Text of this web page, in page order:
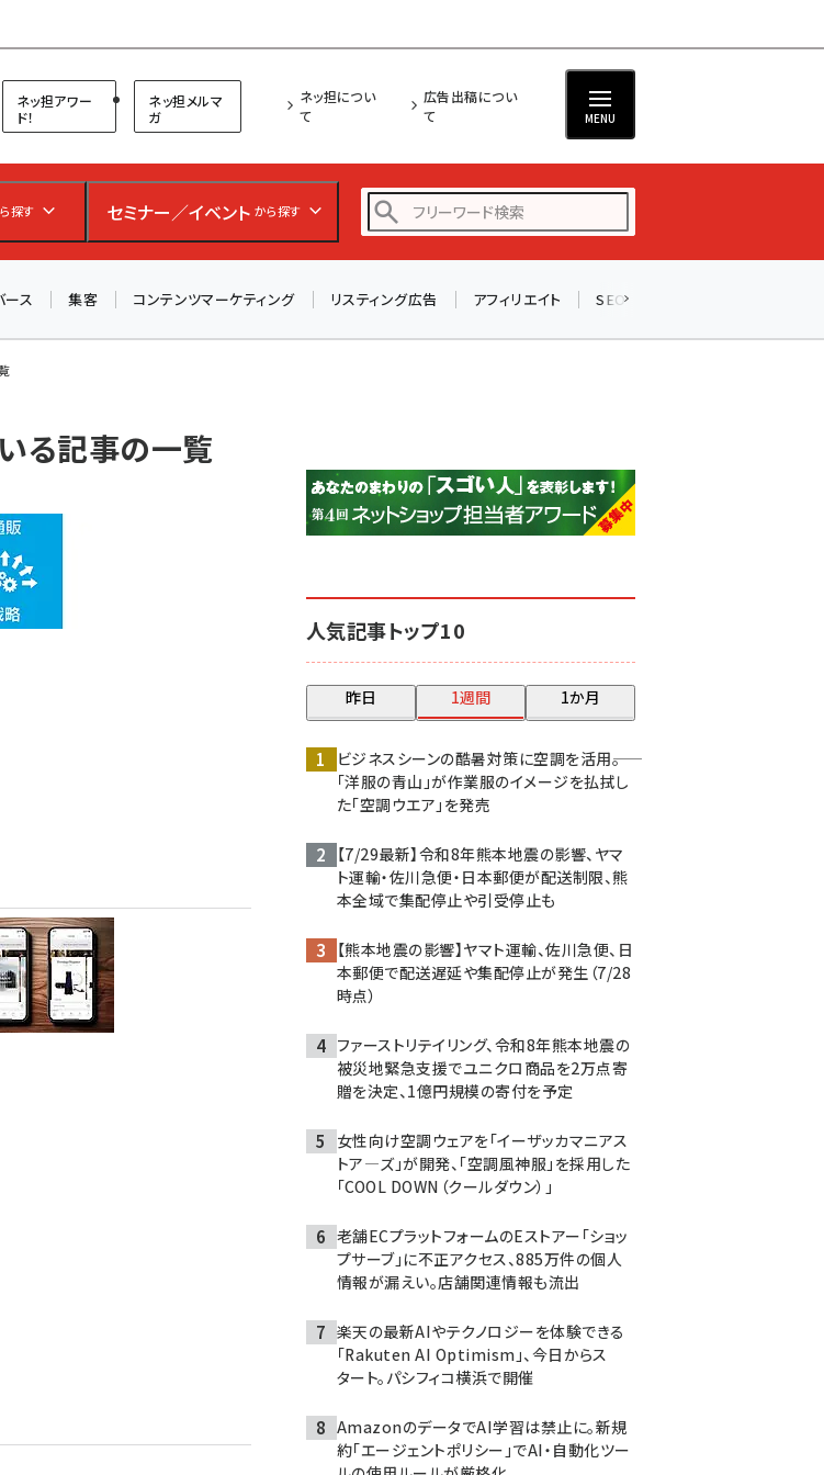
ネッ担アワー
ド！
ネッ担メルマ
ガ
ネッ担につい
て
広告出稿につい
て
MENU
探す セミナー／イベント から探す
アスクル (1119)
base (1071)
ース 集客 コンテンツマーケティング リスティング広告 アフィリエイト SEO
る記事の一覧
人気記事トップ10
昨日 1週間 1か月
ビジネスシーンの酷暑対策に空調を活用――。
「洋服の青山」が作業服のイメージを払拭し
た「空調ウエア」を発売
【7/29最新】令和8年熊本地震の影響、ヤマ
ト運輸・佐川急便・日本郵便が配送制限、熊
本全域で集配停止や引受停止も
【熊本地震の影響】ヤマト運輸、佐川急便、日
本郵便で配送遅延や集配停止が発生（7/28
時点）
ファーストリテイリング、令和8年熊本地震の
被災地緊急支援でユニクロ商品を2万点寄
贈を決定、1億円規模の寄付を予定
女性向け空調ウェアを「イーザッカマニアス
トア―ズ」が開発、「空調風神服」を採用した
「COOL DOWN（クールダウン）」
老舗ECプラットフォームのEストアー「ショッ
プサーブ」に不正アクセス、885万件の個人
情報が漏えい。店舗関連情報も流出
楽天の最新AIやテクノロジーを体験できる
「Rakuten AI Optimism」、今日からス
タート。パシフィコ横浜で開催
AmazonのデータでAI学習は禁止に。新規
約「エージェントポリシー」でAI・自動化ツー